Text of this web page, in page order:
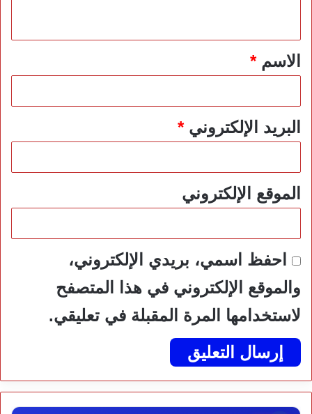
*الاسم*
البريد الإلكتروني*
الموقع الإلكتروني
احفظ اسمي، بريدي الإلكتروني،
والموقع الإلكتروني في هذا المتصفح
لاستخدامها المرة المقبلة في تعليقي.